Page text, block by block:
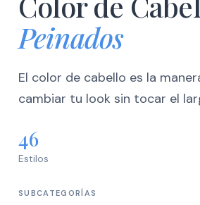
Peinados
El color de cabello es la
cambiar tu look sin tocar el
46
Estilos
SUBCATEGORÍAS